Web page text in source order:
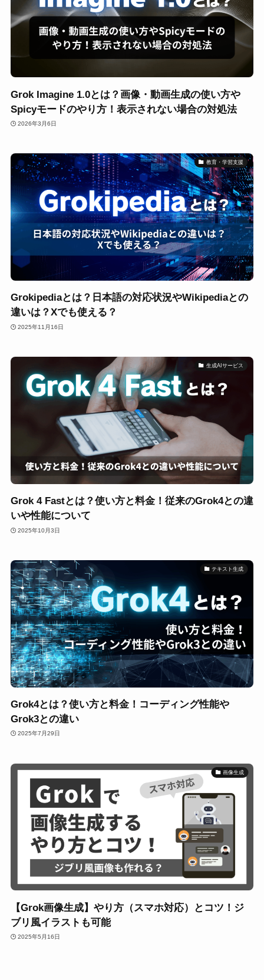
Grok Imagine 1.0とは？画像・動画生成の使い方や
Spicyモードのやり方！表示されない場合の対処法
2026年3月6日
教育・学習支援
Grokipediaとは？日本語の対応状況やWikipediaとの
違いは？Xでも使える？
2025年11月16日
生成AIサービス
Grok 4 Fastとは？使い方と料金！従来のGrok4との違
いや性能について
2025年10月3日
テキスト生成
Grok4とは？使い方と料金！コーディング性能や
Grok3との違い
2025年7月29日
画像生成
【Grok画像生成】やり方（スマホ対応）とコツ！ジ
ブリ風イラストも可能
2025年5月16日